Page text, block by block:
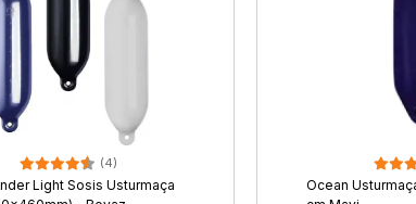
(4)
Light Sosis Usturmaça
Ocean